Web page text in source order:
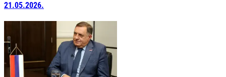
21.05.2026.